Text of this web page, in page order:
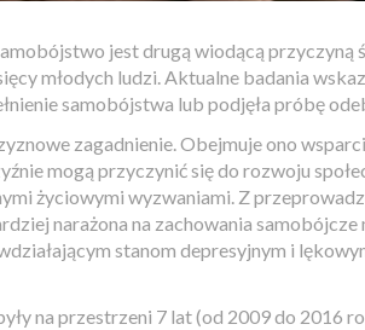
jest drugą wiodącą przyczyną
młodych ludzi. Aktualne badania
samobójstwa lub podjęła próbę
zagadnienie. Obejmuje ono
mogą przyczynić się do rozwoju
życiowymi wyzwaniami. Z
narażona na zachowania
stanom depresyjnym i
na przestrzeni 7 lat (od 2009 do 2016